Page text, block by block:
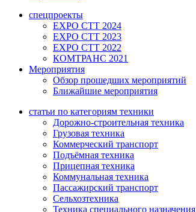
спецпроекты
EXPO CTT 2024
EXPO CTT 2023
EXPO CTT 2022
КОМТРАНС 2021
Мероприятия
Обзор прошедших мероприятий
Ближайшие мероприятия
статьи по категориям техники
Дорожно-строительная техника
Грузовая техника
Коммерческий транспорт
Подъёмная техника
Прицепная техника
Коммунальная техника
Пассажирский транспорт
Сельхозтехника
Техника специального назначения